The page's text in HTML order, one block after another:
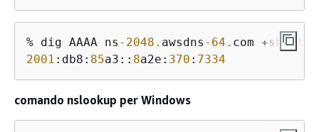
% dig AAAA ns -2048. awsdns -64. com +short
2001 :db8: 85a3:: 8a2e: 370 : 7334
comando nslookup per Windows